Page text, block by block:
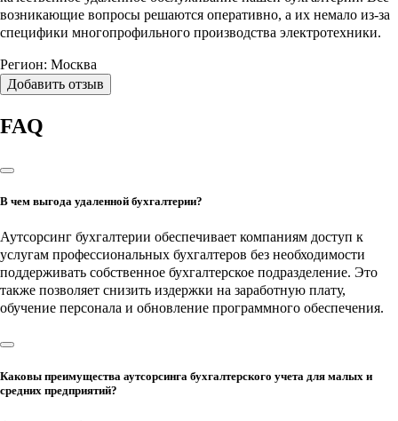
возникающие вопросы решаются оперативно, а их немало из-за
специфики многопрофильного производства электротехники.
Регион: Москва
Добавить отзыв
FAQ
В чем выгода удаленной бухгалтерии?
Аутсорсинг бухгалтерии обеспечивает компаниям доступ к
услугам профессиональных бухгалтеров без необходимости
поддерживать собственное бухгалтерское подразделение. Это
также позволяет снизить издержки на заработную плату,
обучение персонала и обновление программного обеспечения.
Каковы преимущества аутсорсинга бухгалтерского учета для малых и
средних предприятий?